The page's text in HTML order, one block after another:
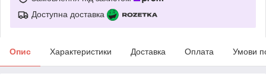
Доступна доставка
Опис Характеристики Доставка Оплата Умови